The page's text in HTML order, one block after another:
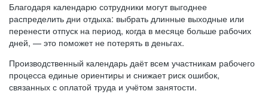
Благодаря календарю сотрудники могут выгоднее
распределить дни отдыха: выбрать длинные выходные или
перенести отпуск на период, когда в месяце больше рабочих
дней, — это поможет не потерять в деньгах.
Производственный календарь даёт всем участникам рабочего
процесса единые ориентиры и снижает риск ошибок,
связанных с оплатой труда и учётом занятости.